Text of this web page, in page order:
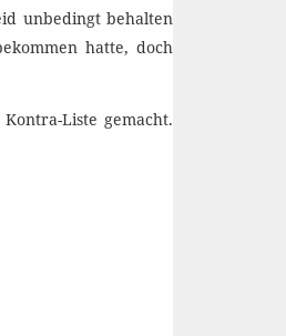
unbedingt behalten
hatte, doch
Liste gemacht.